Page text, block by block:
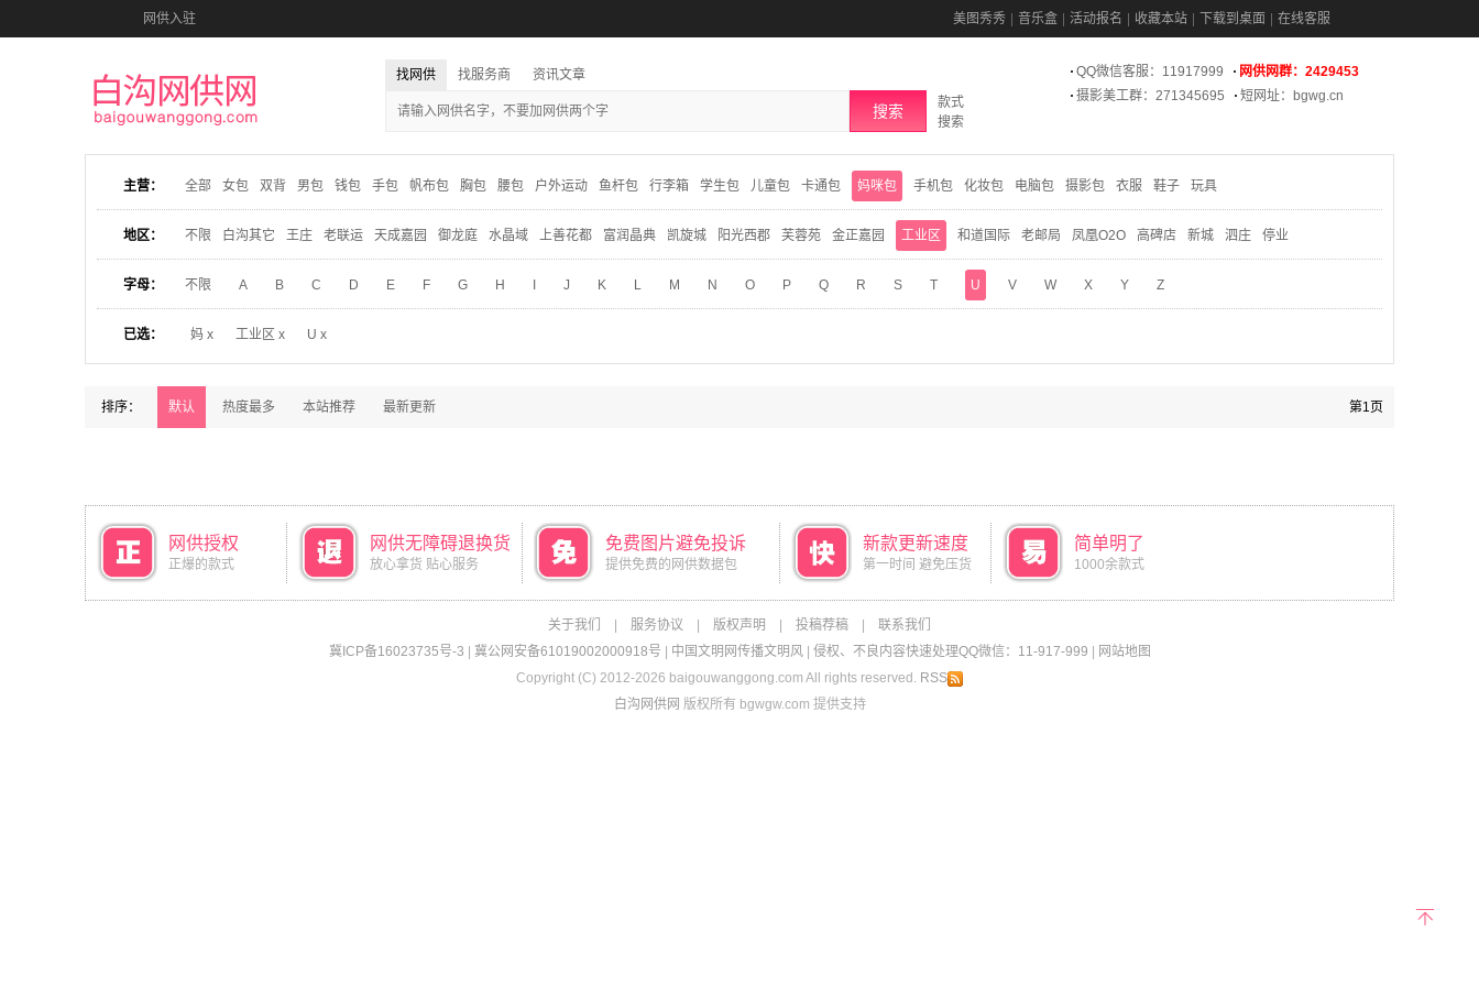
网供入驻 美图秀秀 音乐盒 活动报名 收藏本站 下载到桌面 在线客服
找网供 找服务商 资讯文章
搜索
款式
搜索
QQ微信客服：11917999
网供网群：2429453
摄影美工群：271345695
短网址：bgwg.cn
主营： 全部 女包 双背 男包 钱包 手包 帆布包 胸包 腰包 户外运动 鱼杆包 行李箱 学生包 儿童包 卡通包 妈咪包 手机包 化妆包 电脑包 摄影包 衣服 鞋子 玩具
地区： 不限 白沟其它 王庄 老联运 天成嘉园 御龙庭 水晶域 上善花都 富润晶典 凯旋城 阳光西郡 芙蓉苑 金正嘉园 工业区 和道国际 老邮局 凤凰O2O 高碑店 新城 泗庄 停业
字母： 不限 A B C D E F G H J K L M N O P Q R S T U V W X Y Z
已选： 妈 x 工业区 x U x
排序： 默认 热度最多 本站推荐 最新更新 第1页
网供授权
正爆的款式
网供无障碍退换货
放心拿货 贴心服务
免费图片避免投诉
提供免费的网供数据包
新款更新速度
第一时间 避免压货
简单明了
1000余款式
关于我们 服务协议 版权声明 投稿荐稿
联系我们
冀ICP备16023735号-3
冀公网安备61019002000918号 中国文明网传播文明风| 侵权、不良内容快速处理QQ微信：11-917-999
网站地图
Copyright (C) 2012-2026 baigouwanggong.com All rights reserved. RSS
白沟网供网 版权所有 bgwgw.com 提供支持